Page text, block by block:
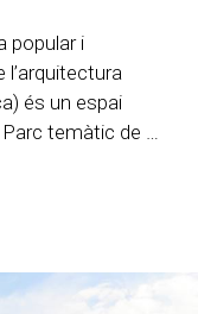
popular i
l’arquitectura
és un espai
temàtic de …